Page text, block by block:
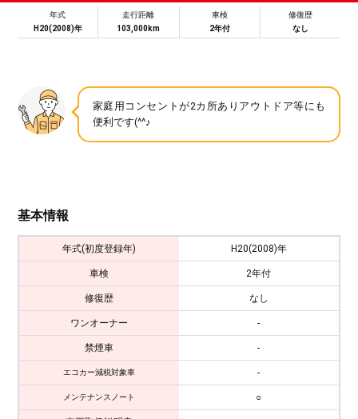
年式
H20(2008)年
走行距離
103,000km
車検
2年付
修復歴
なし
家庭用コンセントが2カ所ありアウトドア等にも
便利です(^^♪
基本情報
年式(初度登録年) H20(2008)年
車検 2年付
修復歴 なし
ワンオーナー -
禁煙車 -
エコカー減税対象車 -
メンテナンスノート ○